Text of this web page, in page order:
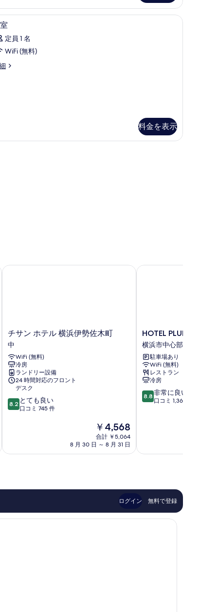
2
定員 1 名
WiFi (無料)
料金を表示
チ
サ
ン
ホ
テ
ル
横
伊
勢
チサン ホテル 横浜伊勢佐木町
中
WiFi (無料)
冷房
ランドリー設備
24 時間対応のフロント
デスク
10
段
て
口
745
8.2 とても良い
口コミ 745 件
現
在
の
￥4,568
合計 ￥5,064
8 月 30 日 ～ 8 月 31 日
チサン ホテル 横浜伊勢佐木町
HOTEL
PLUMM
(ホ
テ
ル
プ
ラ
ム)
横
HOTEL PLUMM (ホ
横浜市中心部
駐車場あり
WiFi (無料)
レストラン
冷房
10
段
に
コ
1,369
件
8.8 非常に良い
口コミ 1,369 件
HOTEL PLUMM (ホテ
ログイン 無料で登録